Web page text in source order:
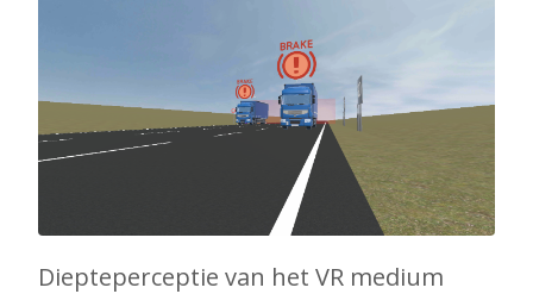
Diepteperceptie van het VR medium